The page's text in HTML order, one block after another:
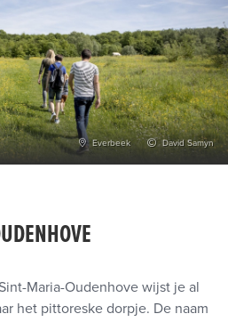
Everbeek David Samyn
Maria-Oudenhove wijst je al
het pittoreske dorpje. De naam